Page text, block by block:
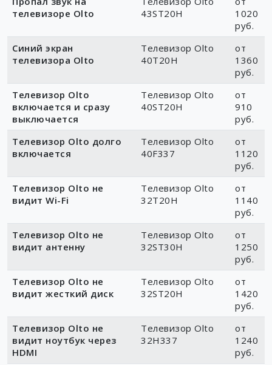
Пропал звук на
телевизоре Olto
Телевизор Olto
43ST20H
от
1020
руб.
Синий экран
телевизора Olto
Телевизор Olto
40T20H
от
1360
руб.
Телевизор Olto
включается и сразу
выключается
Телевизор Olto
40ST20H
от
910
руб.
Телевизор Olto долго
включается
Телевизор Olto
40F337
от
1120
руб.
Телевизор Olto не
видит Wi-Fi
Телевизор Olto
32T20H
от
1140
руб.
Телевизор Olto не
видит антенну
Телевизор Olto
32ST30H
от
1250
руб.
Телевизор Olto не
видит жесткий диск
Телевизор Olto
32ST20H
от
1420
руб.
Телевизор Olto не
видит ноутбук через
HDMI
Телевизор Olto
32H337
от
1240
руб.